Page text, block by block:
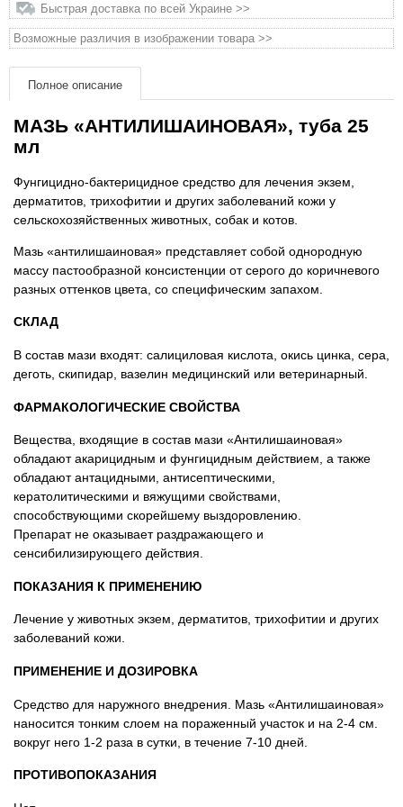
Быстрая доставка по всей Украине >>
Возможные различия в изображении товара >>
Полное описание
МАЗЬ «АНТИЛИШАИНОВАЯ», туба 25
мл
Фунгицидно-бактерицидное средство для лечения экзем,
дерматитов, трихофитии и других заболеваний кожи у
сельскохозяйственных животных, собак и котов.
Мазь «антилишаиновая» представляет собой однородную
массу пастообразной консистенции от серого до коричневого
разных оттенков цвета, со специфическим запахом.
СКЛАД
В состав мази входят: салициловая кислота, окись цинка, сера,
деготь, скипидар, вазелин медицинский или ветеринарный.
ФАРМАКОЛОГИЧЕСКИЕ СВОЙСТВА
Вещества, входящие в состав мази «Антилишаиновая»
обладают акарицидным и фунгицидным действием, а также
обладают антацидными, антисептическими,
кератолитическими и вяжущими свойствами,
способствующими скорейшему выздоровлению.
Препарат не оказывает раздражающего и
сенсибилизирующего действия.
ПОКАЗАНИЯ К ПРИМЕНЕНИЮ
Лечение у животных экзем, дерматитов, трихофитии и других
заболеваний кожи.
ПРИМЕНЕНИЕ И ДОЗИРОВКА
Средство для наружного внедрения. Мазь «Антилишаиновая»
наносится тонким слоем на пораженный участок и на 2-4 см.
вокруг него 1-2 раза в сутки, в течение 7-10 дней.
ПРОТИВОПОКАЗАНИЯ
Товары для грызунов
Товары для лошадей
Товары для людей
Популярные зоотовары
Архив / Снято с производства